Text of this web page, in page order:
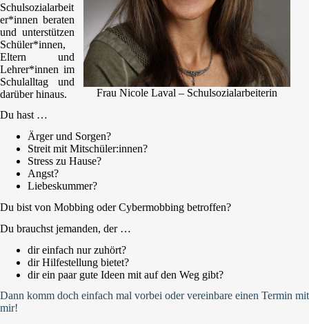
Frau Nicole Laval – Schulsozialarbeiterin
Schulsozialarbeit
er*innen beraten
und unterstützen
Schüler*innen,
Eltern und
Lehrer*innen im
Schulalltag und
darüber hinaus.
Du hast …
Ärger und Sorgen?
Streit mit Mitschüler:innen?
Stress zu Hause?
Angst?
Liebeskummer?
Du bist von Mobbing oder Cybermobbing betroffen?
Du brauchst jemanden, der …
dir einfach nur zuhört?
dir Hilfestellung bietet?
dir ein paar gute Ideen mit auf den Weg gibt?
Dann komm doch einfach mal vorbei oder vereinbare einen Termin mit
mir!